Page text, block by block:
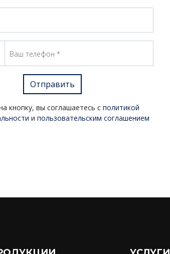
Отправить
кнопку, вы соглашаетесь с политикой
и пользовательским соглашением